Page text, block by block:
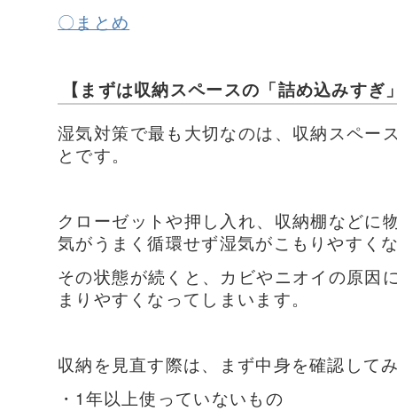
〇まとめ
【まずは収納スペースの「詰め込みすぎ
湿気対策で最も大切なのは、収納スペー
とです。
クローゼットや押し入れ、収納棚などに
気がうまく循環せず湿気がこもりやすく
その状態が続くと、カビやニオイの原因
まりやすくなってしまいます。
収納を見直す際は、まず中身を確認して
・1年以上使っていないもの